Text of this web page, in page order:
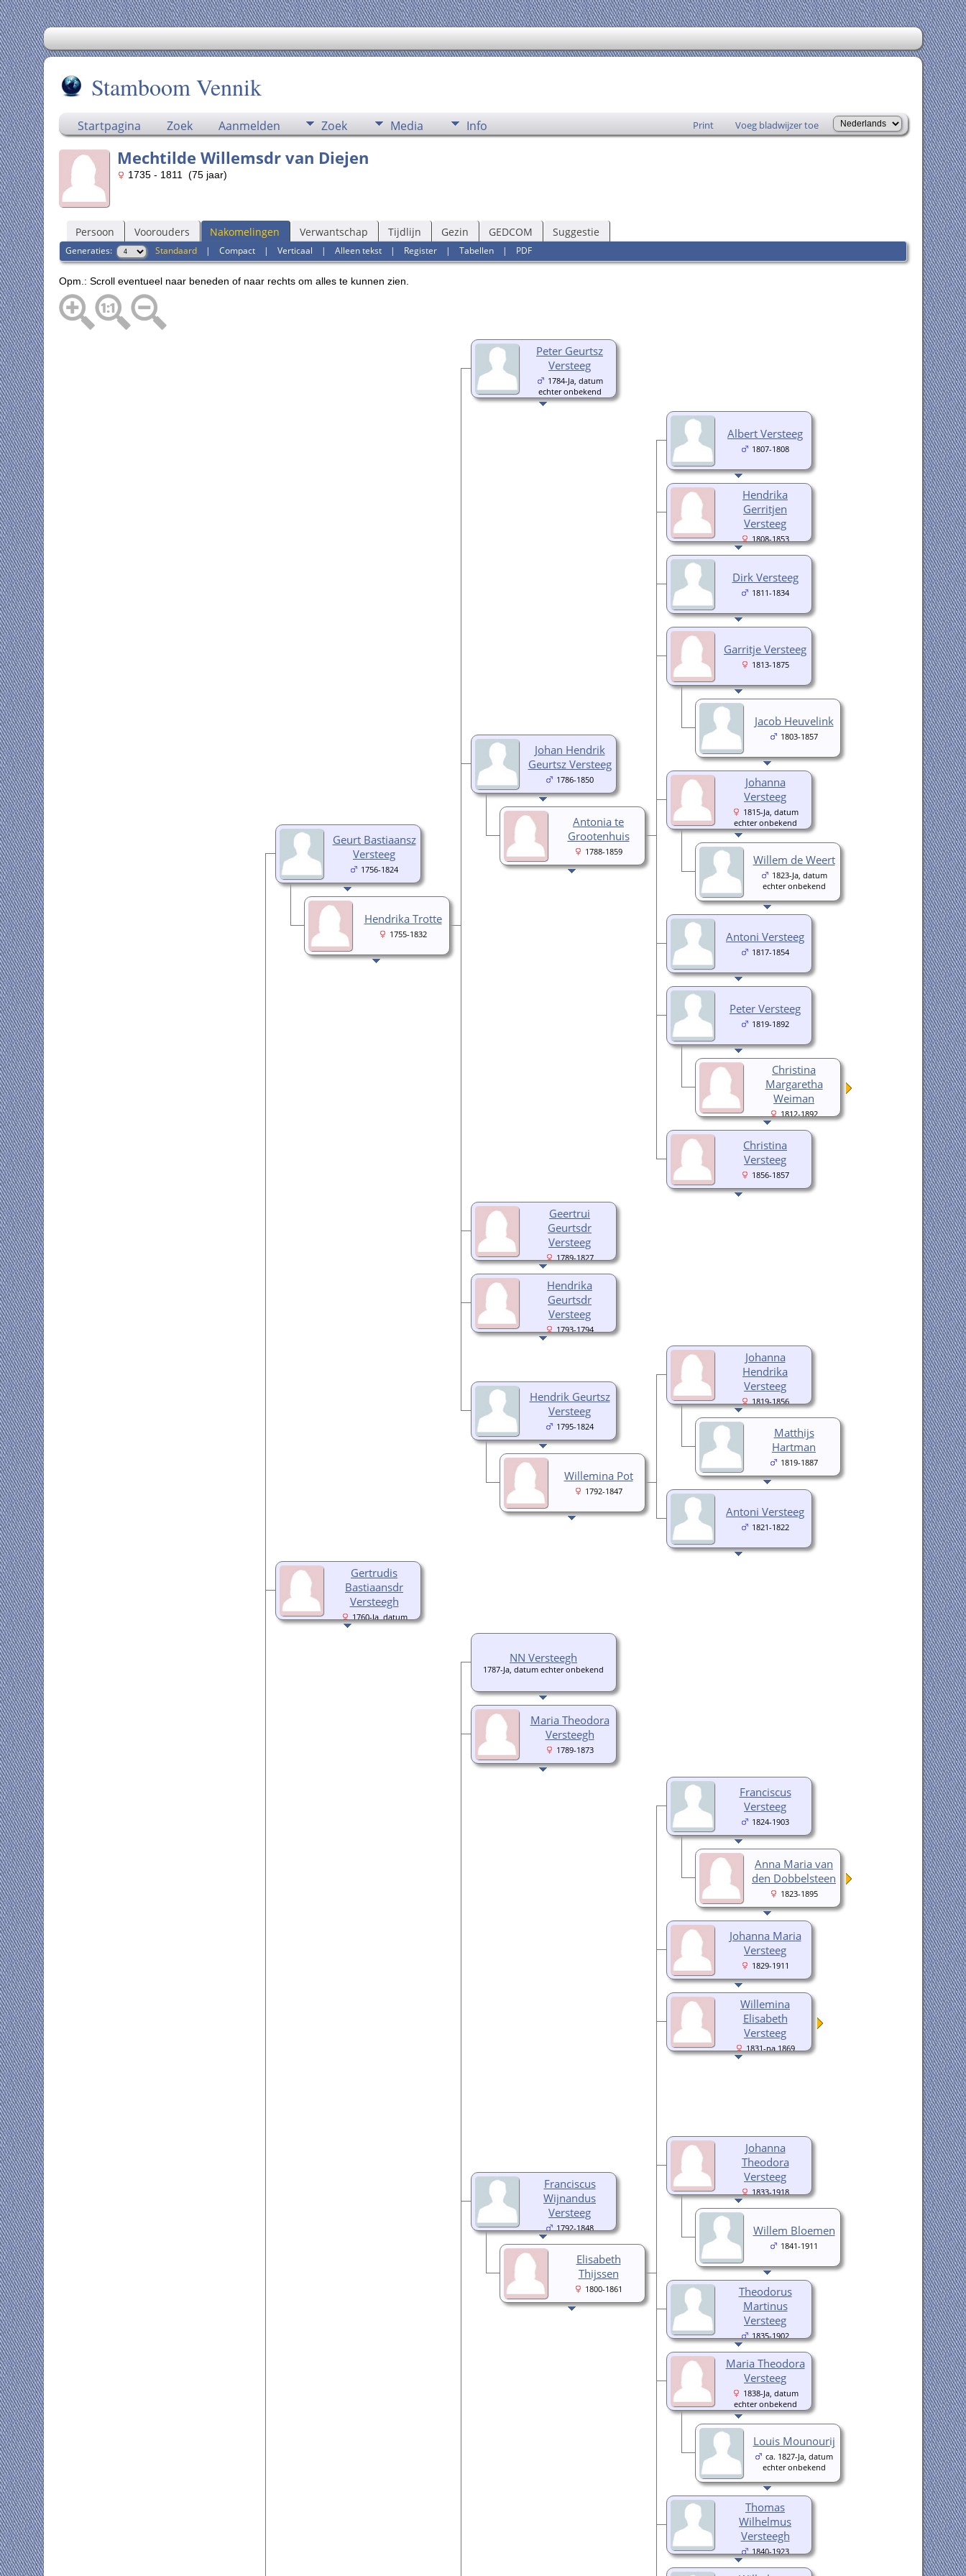
Stamboom Vennik
Startpagina Zoek Aanmelden Zoek Media Info Print Voeg bladwijzer toe
Mechtilde Willemsdr van Diejen
1735 - 1811 (75 jaar)
Persoon Voorouders Nakomelingen Verwantschap Tijdlijn Gezin GEDCOM Suggestie
Generaties: Standaard| Compact| Verticaal | Alleen tekst| Register| Tabellen| PDF
Opm.: Scroll eventueel naar beneden of naar rechts om alles te kunnen zien.
Peter Geurtsz
Versteeg
1784-Ja, datum
echter onbekend
Albert Versteeg
1807-1808
Hendrika
Gerritjen
Versteeg
1808-1853
Dirk Versteeg
1811-1834
Garritje Versteeg
1813-1875
Jacob Heuvelink
1803-1857
Johanna
Versteeg
1815-Ja, datum
echter onbekend
Willem de Weert
1823-Ja, datum
echter onbekend
Antoni Versteeg
1817-1854
Peter Versteeg
1819-1892
Christina
Margaretha
Weiman
1812-1892
Christina
Versteeg
1856-1857
Johan Hendrik
Geurtsz Versteeg
1786-1850
Antonia te
Grootenhuis
1788-1859
Geertrui
Geurtsdr
Versteeg
1789-1827
Hendrika
Geurtsdr
Versteeg
1793-1794
Johanna
Hendrika
Versteeg
1819-1856
Matthijs
Hartman
1819-1887
Antoni Versteeg
1821-1822
Hendrik Geurtsz
Versteeg
1795-1824
Willemina Pot
1792-1847
Geurt Bastiaansz
Versteeg
1756-1824
Hendrika Trotte
1755-1832
Gertrudis
Bastiaansdr
Versteegh
1760-Ja, datum
echter onbekend
NN Versteegh
1787-Ja, datum echter onbekend
Maria Theodora
Versteegh
1789-1873
Franciscus
Versteeg
1824-1903
Anna Maria van
den Dobbelsteen
1823-1895
Johanna Maria
Versteeg
1829-1911
Willemina
Elisabeth
Versteeg
1831-na 1869
Johanna
Theodora
Versteeg
1833-1918
Willem Bloemen
1841-1911
Theodorus
Martinus
Versteeg
1835-1902
Maria Theodora
Versteeg
1838-Ja, datum
echter onbekend
Louis Mounourij
ca. 1827-Ja, datum
echter onbekend
Thomas
Wilhelmus
Versteegh
1840-1923
Franciscus
Wijnandus
Versteeg
1792-1848
Elisabeth
Thijssen
1800-1861